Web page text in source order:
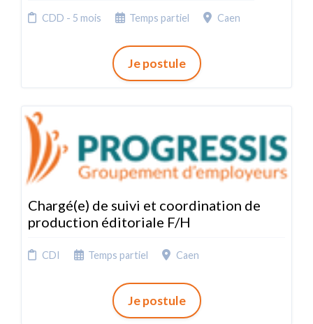
CDD - 5 mois Temps partiel Caen
Je postule
Chargé(e) de suivi et coordination de
production éditoriale F/H
CDI Temps partiel Caen
Je postule